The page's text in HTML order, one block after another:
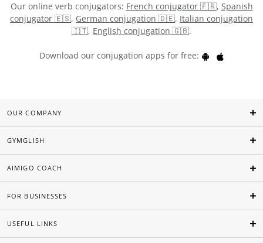
Our online verb conjugators: French conjugator 🇫🇷, Spanish
conjugator 🇪🇸, German conjugation 🇩🇪, Italian conjugation
🇮🇹, English conjugation 🇬🇧.
Download our conjugation apps for free:
OUR COMPANY
GYMGLISH
AIMIGO COACH
FOR BUSINESSES
USEFUL LINKS